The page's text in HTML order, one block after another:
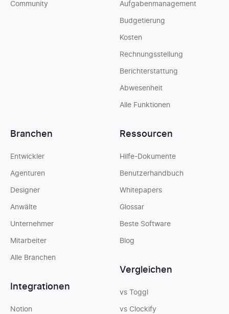
Aufgabenmanagement
Budgetierung
Kosten
Rechnungsstellung
Berichterstattung
Abwesenheit
Alle Funktionen
Branchen
Entwickler
Agenturen
Designer
Anwälte
Unternehmer
Mitarbeiter
Alle Branchen
Integrationen
Notion
Ressourcen
Hilfe-Dokumente
Benutzerhandbuch
Whitepapers
Glossar
Beste Software
Blog
Vergleichen
vs Toggl
vs Clockify
Community